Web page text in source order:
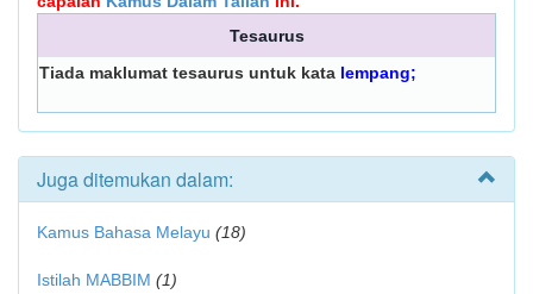
Tesaurus
Tiada maklumat tesaurus untuk kata lempang;
Juga ditemukan dalam:
Kamus Bahasa Melayu (18)
Istilah MABBIM (1)